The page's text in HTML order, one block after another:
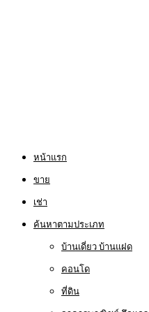
หน้าแรก
ขาย
เช่า
ค้นหาตามประเภท
บ้านเดี่ยว บ้านแฝด
คอนโด
ที่ดิน